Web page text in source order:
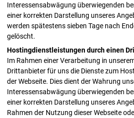
Interessensabwägung überwiegenden
einer korrekten Darstellung unseres
werden spätestens sieben Tage nach
gelöscht.
Hostingdienstleistungen durch einen
Im Rahmen einer Verarbeitung in
Drittanbieter für uns die Dienste zum
der Webseite. Dies dient der Wahrung
Interessensabwägung überwiegenden
einer korrekten Darstellung unseres
Rahmen der Nutzung dieser Webseite